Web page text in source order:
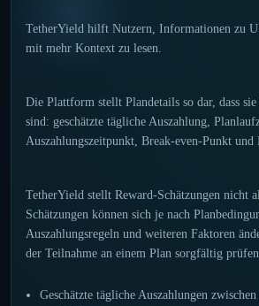
TetherYield hilft Nutzern, Informationen zu
mit mehr Kontext zu lesen.
Die Plattform stellt Plandetails so dar, dass
sind: geschätzte tägliche Auszahlung,
Auszahlungszeitpunkt, Break-even-Punkt und
TetherYield stellt Reward-Schätzungen nicht
Schätzungen können sich je nach
Auszahlungsregeln und weiteren Faktoren
der Teilnahme an einem Plan sorgfältig
Geschätzte tägliche Auszahlungen